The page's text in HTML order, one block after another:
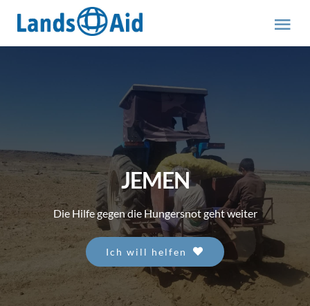
Inhalt
springen
ÜBER UNS
ABOUT US (engl.)
AKTUELLES
MITMACHEN
JEMEN
Die Hilfe gegen die Hungersnot geht weiter
Ich will helfen